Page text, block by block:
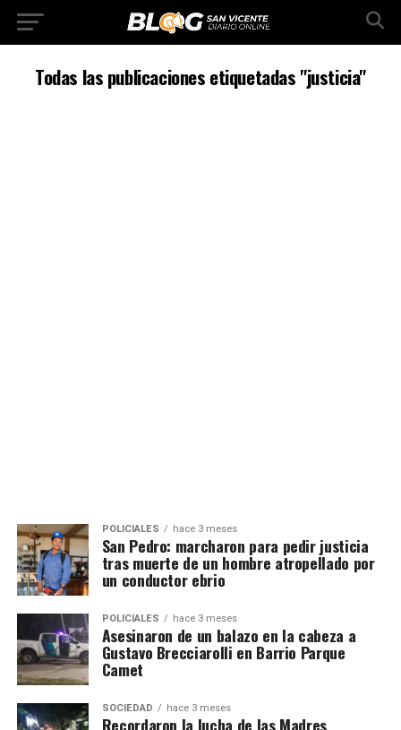
Todas las publicaciones etiquetadas "justicia"
POLICIALES hace 3 meses
San Pedro: marcharon para pedir justicia
tras muerte de un hombre atropellado por
un conductor ebrio
POLICIALES hace 3 meses
Asesinaron de un balazo en la cabeza a
Gustavo Brecciarolli en Barrio Parque
Camet
SOCIEDAD hace 3 meses
Recordaron la lucha de las Madres